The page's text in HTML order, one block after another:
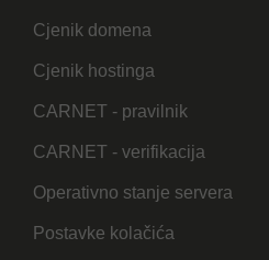
Cjenik domena
Cjenik hostinga
CARNET - pravilnik
CARNET - verifikacija
Operativno stanje servera
Postavke kolačića